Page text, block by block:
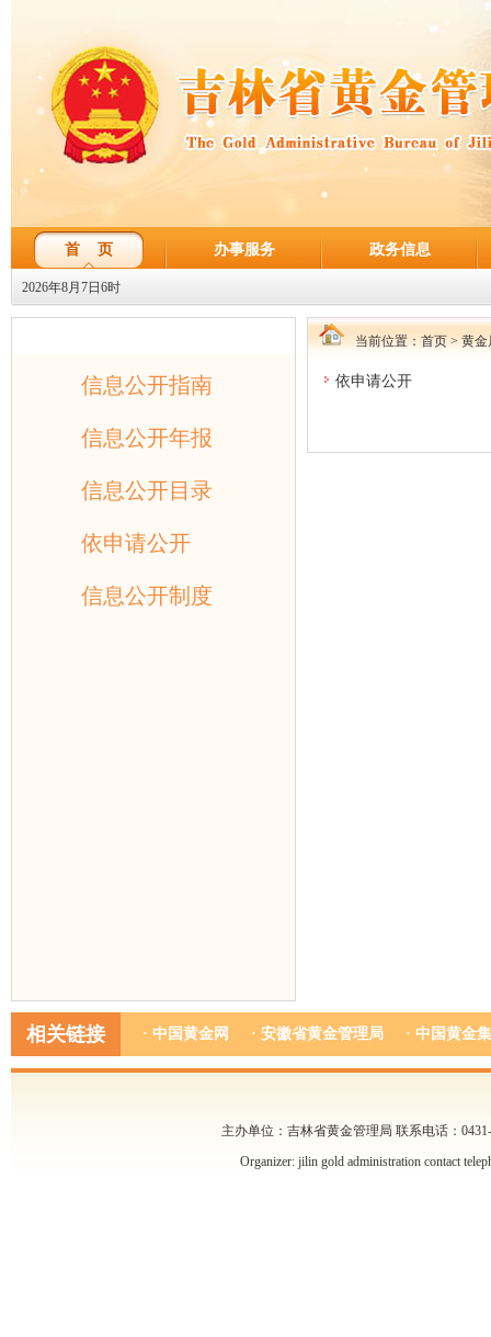
首 页 办事服务 政务信息
2026年8月7日6时
信息公开指南
信息公开年报
信息公开目录
依申请公开
信息公开制度
当前位置： 首页 > 黄金
依申请公开
相关链接 · 中国黄金网 · 安徽省黄金管理局 · 中国黄金
主办单位：吉林省黄金管理局 联系电话：
Organizer: jilin gold administration contact